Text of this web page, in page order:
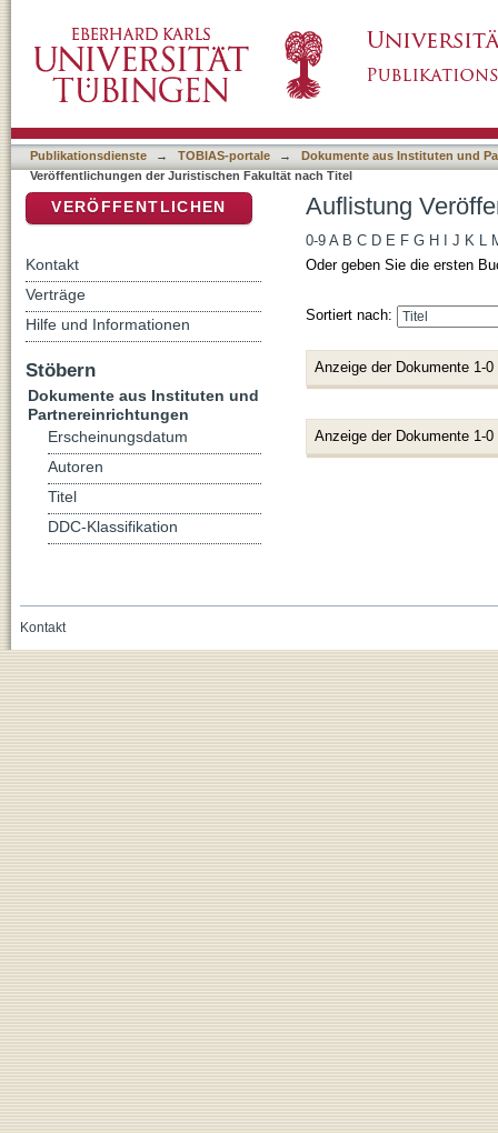
Publikationsdienste → TOBIAS-portale →
Dokumente aus Instituten und
Veröffentlichungen der Juristischen Fakultät nach Titel
Auflistung
0-9 A B C D E F G H J K L
Oder geben Sie die ersten
Sortiert nach:
Anzeige der Dokumente 1-0
Anzeige der Dokumente 1-0
VERÖFFENTLICHEN
Kontakt
Verträge
Hilfe und Informationen
Stöbern
Dokumente aus Instituten und
Partnereinrichtungen
Erscheinungsdatum
Autoren
Titel
DDC-Klassifikation
Kontakt